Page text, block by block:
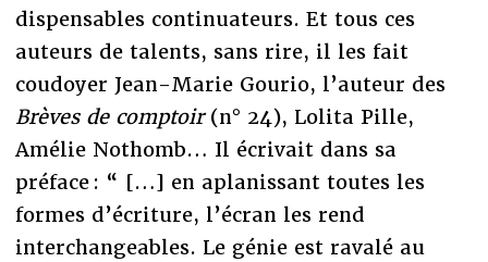
dispensables continuateurs. Et tous ces
auteurs de talents, sans rire, il les fait
coudoyer Jean-Marie Gourio, l’auteur des
Brèves de comptoir(n° 24), Lolita Pille,
Amélie Nothomb… Il écrivait dans sa
préface : “ […] en aplanissant toutes les
formes d’écriture, l’écran les rend
interchangeables. Le génie est ravalé au